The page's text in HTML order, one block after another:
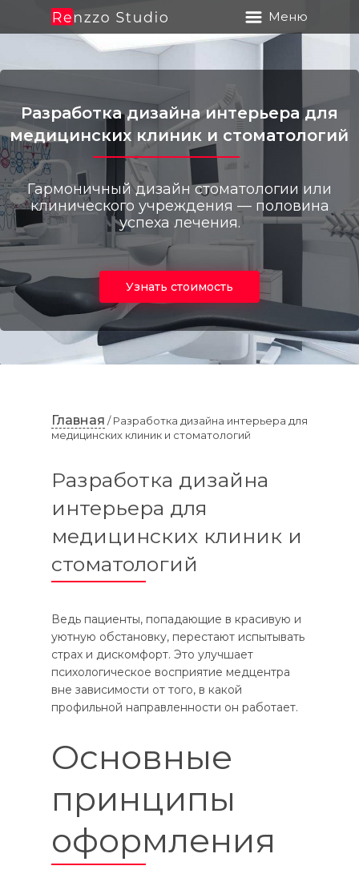
Меню
Разработка дизайна интерьера для
медицинских клиник и стоматологий
Гармоничный дизайн стоматологии или
клинического учреждения — половина
успеха лечения.
Узнать стоимость
Главная / Разработка дизайна интерьера для
медицинских клиник и стоматологий
Разработка дизайна
интерьера для
медицинских клиник и
стоматологий
Ведь пациенты, попадающие в красивую и
уютную обстановку, перестают испытывать
страх и дискомфорт. Это улучшает
психологическое восприятие медцентра
вне зависимости от того, в какой
профильной направленности он работает.
Основные
принципы
оформления